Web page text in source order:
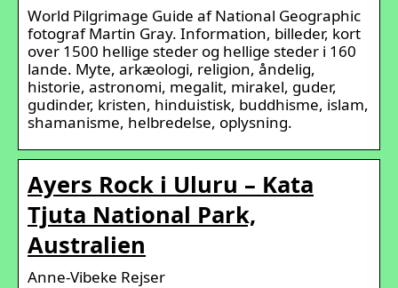
World Pilgrimage Guide af National Geographic
fotograf Martin Gray. Information, billeder, kort
over 1500 hellige steder og hellige steder i 160
lande. Myte, arkæologi, religion, åndelig,
historie, astronomi, megalit, mirakel, guder,
gudinder, kristen, hinduistisk, buddhisme, islam,
shamanisme, helbredelse, oplysning.
Ayers Rock i Uluru – Kata
Tjuta National Park,
Australien
Anne-Vibeke Rejser